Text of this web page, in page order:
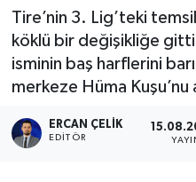
Tire’nin 3. Lig’teki
köklü bir değişikliğe
isminin baş harflerini
merkeze Hüma Kuşu’nu
ERCAN ÇELIK
EDITÖR
Tüm Manşetler
Son Dakika Haberleri
Haber Arşivi